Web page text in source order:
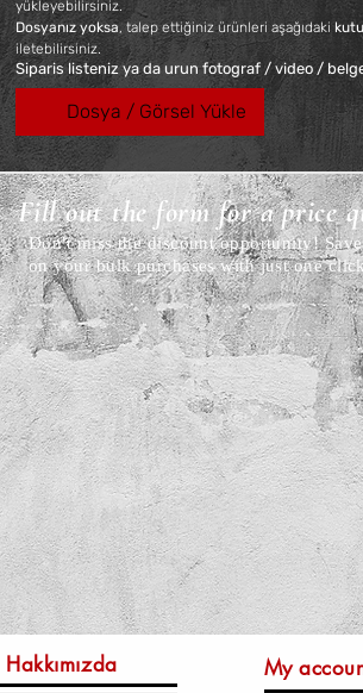
yükleyebilirsiniz.
Dosyanız yoksa, talep ettiğiniz ürünleri aşağıdaki
iletebilirsiniz.
Siparis listeniz ya da urun fotograf / video /
Dosya / Görsel Yükle
Fill out the form for a price
Don't miss the discount opportunity!
on your bulk purchases with just one
Hakkımızda My